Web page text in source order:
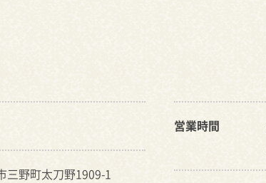
野町太刀野1909-1
営業時間